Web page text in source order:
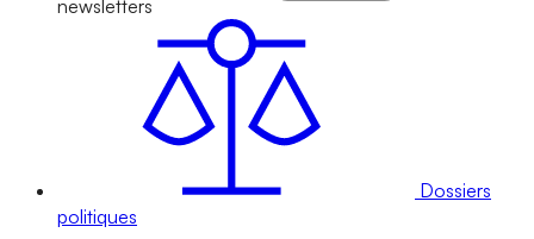
newsletters
Dossiers
politiques